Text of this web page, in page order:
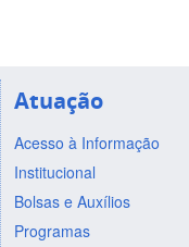
Atuação
Acesso à Informação
Institucional
Bolsas e Auxílios
Programas